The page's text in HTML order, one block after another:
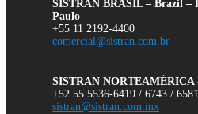
SISTRAN BRASIL – Brazil –
Paulo
+55 11 2192-4400
comercial@sistran.com.br
SISTRAN NORTEAMÉRICA
+52 55 5536-6419 / 6743 / 6581
sistran@sistran.com.mx